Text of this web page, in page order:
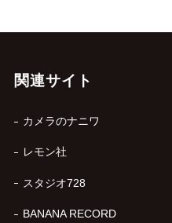
関連サイト
カメラのナニワ
レモン社
スタジオ728
BANANA RECORD